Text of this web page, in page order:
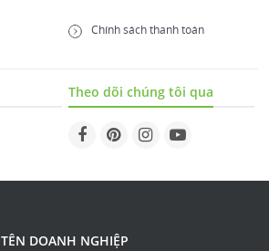
Chính sách thanh toán
Theo dõi chúng tôi qua
TÊN DOANH NGHIỆP